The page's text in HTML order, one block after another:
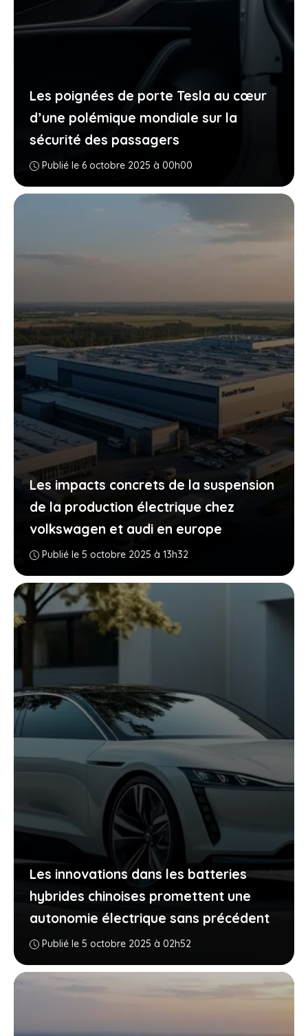
Les poignées de porte Tesla au cœur
d’une polémique mondiale sur la
sécurité des passagers
Publié le 6 octobre 2025 à 00h00
Les impacts concrets de la suspension
de la production électrique chez
volkswagen et audi en europe
Publié le 5 octobre 2025 à 13h32
Les innovations dans les batteries
hybrides chinoises promettent une
autonomie électrique sans précédent
Publié le 5 octobre 2025 à 02h52